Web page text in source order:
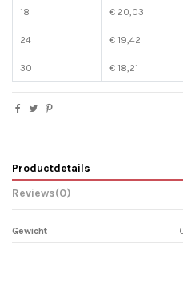
18 € 20,03
24 € 19,42
30 € 18,21
Productdetails
Reviews(0)
Gewicht